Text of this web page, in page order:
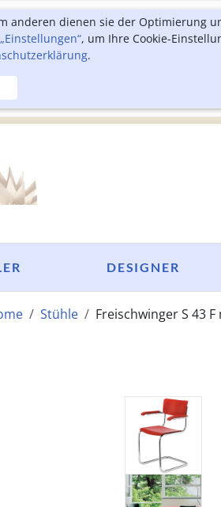
anderen dienen sie der Optimierung
„Einstellungen“, um Ihre Cookie-
.
DESIGNER
Stühle Freischwinger S 43